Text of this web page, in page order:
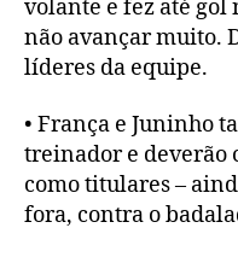
volante e fez até gol
não avançar muito.
líderes da equipe.
• França e Juninho
treinador e deverão
como titulares –
fora, contra o